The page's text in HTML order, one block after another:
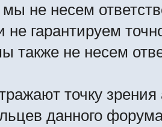
не несем
не гарантируем
также не несем
точку зрения
данного